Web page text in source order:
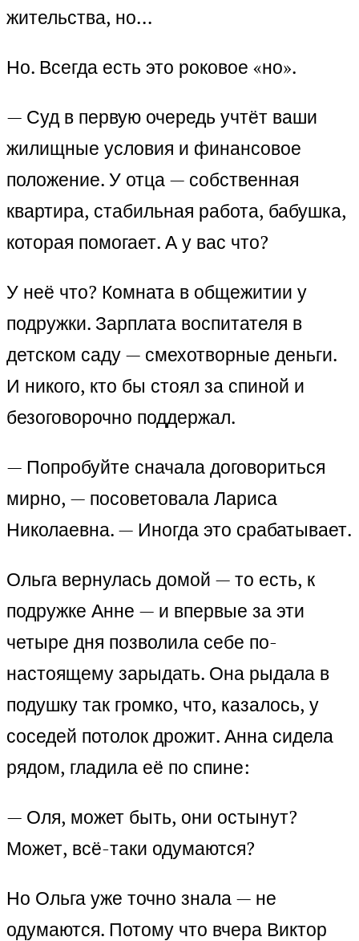
жительства, но…
Но. Всегда есть это роковое «но».
— Суд в первую очередь учтёт ваши
жилищные условия и финансовое
положение. У отца — собственная
квартира, стабильная работа, бабушка,
которая помогает. А у вас что?
У неё что? Комната в общежитии у
подружки. Зарплата воспитателя в
детском саду — смехотворные деньги.
И никого, кто бы стоял за спиной и
безоговорочно поддержал.
— Попробуйте сначала договориться
мирно, — посоветовала Лариса
Николаевна. — Иногда это срабатывает.
Ольга вернулась домой — то есть, к
подружке Анне — и впервые за эти
четыре дня позволила себе по-
настоящему зарыдать. Она рыдала в
подушку так громко, что, казалось, у
соседей потолок дрожит. Анна сидела
рядом, гладила её по спине:
— Оля, может быть, они остынут?
Может, всё-таки одумаются?
Но Ольга уже точно знала — не
одумаются. Потому что вчера Виктор